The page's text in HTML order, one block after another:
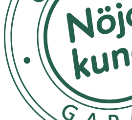
Ingredienser:
Water (Aqua, Eau), Sodium
Copolymer, Glycerin, Fragrance
Cocamidopropyl Betaine,
Sodium Chloride, Prunus
Almond) Shell Powder, Glycol
Hydroxide, Styrene/Acrylates
Cocoate, Steareth-4,
Benzophenone-4, Trideceth-7,
Limonene, Hexyl Cinnamal,
Yellow 5 (CI 19140), Red 4 (CI